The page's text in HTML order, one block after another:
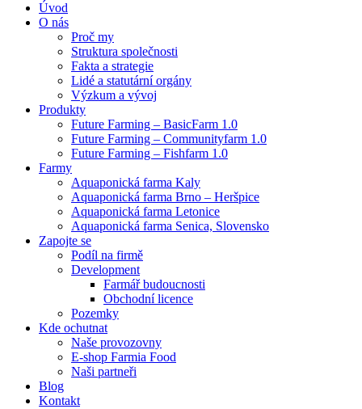
Úvod
O nás
Proč my
Struktura společnosti
Fakta a strategie
Lidé a statutární orgány
Výzkum a vývoj
Produkty
Future Farming – BasicFarm 1.0
Future Farming – Communityfarm 1.0
Future Farming – Fishfarm 1.0
Farmy
Aquaponická farma Kaly
Aquaponická farma Brno – Heršpice
Aquaponická farma Letonice
Aquaponická farma Senica, Slovensko
Zapojte se
Podíl na firmě
Development
Farmář budoucnosti
Obchodní licence
Pozemky
Kde ochutnat
Naše provozovny
E-shop Farmia Food
Naši partneři
Blog
Kontakt